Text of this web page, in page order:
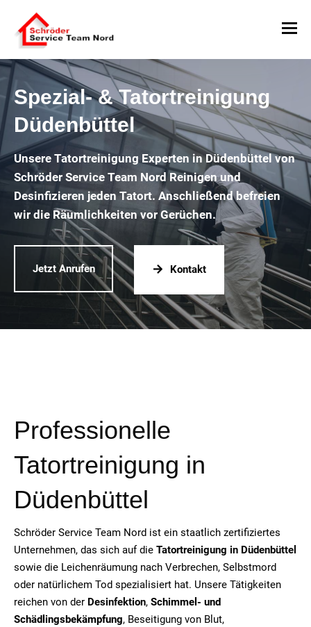
Spezial- & Tatortreinigung
Düdenbüttel
Unsere Tatortreinigung Experten in Düdenbüttel von
Schröder Service Team Nord Reinigen und
Desinfizieren jeden Tatort. Anschließend befreien
wir die Räumlichkeiten vor Gerüchen.
Jetzt Anrufen Kontakt
Professionelle
Tatortreinigung in
Düdenbüttel
Schröder Service Team Nord ist ein staatlich zertifiziertes
Unternehmen, das sich auf die Tatortreinigung in Düdenbüttel
sowie die Leichenräumung nach Verbrechen, Selbstmord
oder natürlichem Tod spezialisiert hat. Unsere Tätigkeiten
reichen von der Desinfektion, Schimmel- und
Schädlingsbekämpfung, Beseitigung von Blut,